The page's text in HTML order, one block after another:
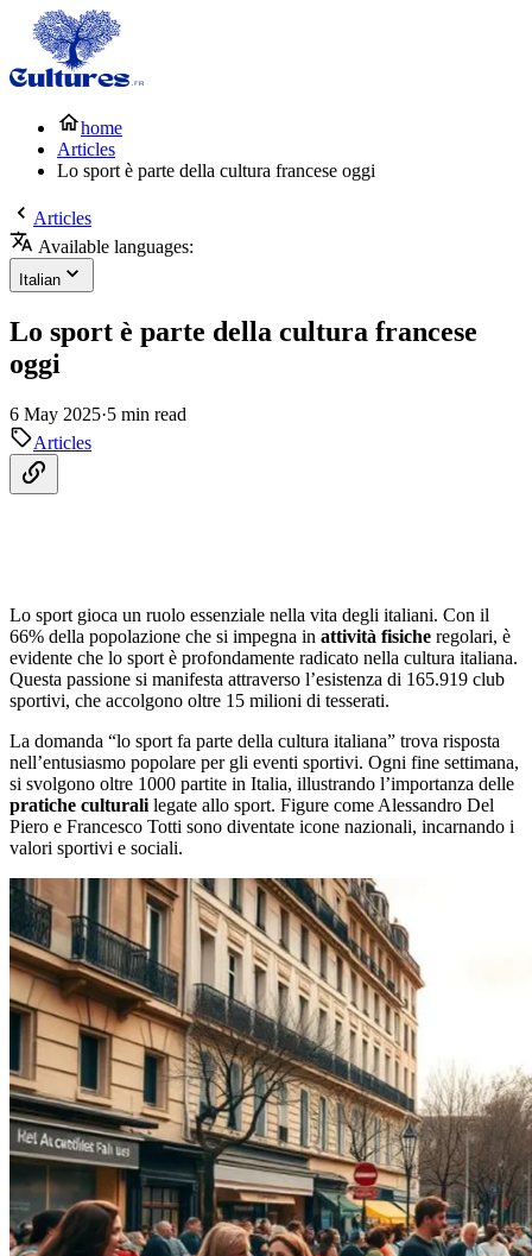
home
Articles
Lo sport è parte della cultura francese oggi
Articles
Available languages:
Italian
Lo sport è parte della cultura francese
oggi
6 May 2025·5 min read
Articles
Lo sport gioca un ruolo essenziale nella vita degli italiani. Con il
66% della popolazione che si impegna in attività fisiche regolari, è
evidente che lo sport è profondamente radicato nella cultura italiana.
Questa passione si manifesta attraverso l’esistenza di 165.919 club
sportivi, che accolgono oltre 15 milioni di tesserati.
La domanda “lo sport fa parte della cultura italiana” trova risposta
nell’entusiasmo popolare per gli eventi sportivi. Ogni fine settimana,
si svolgono oltre 1000 partite in Italia, illustrando l’importanza delle
pratiche culturali legate allo sport. Figure come Alessandro Del
Piero e Francesco Totti sono diventate icone nazionali, incarnando i
valori sportivi e sociali.